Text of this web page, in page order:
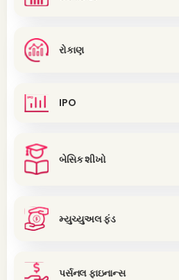
રોકાણ
IPO
બેસિક શીખો
મ્યુચ્યુઅલ ફંડ
પર્સનલ ફાઇનાન્સ